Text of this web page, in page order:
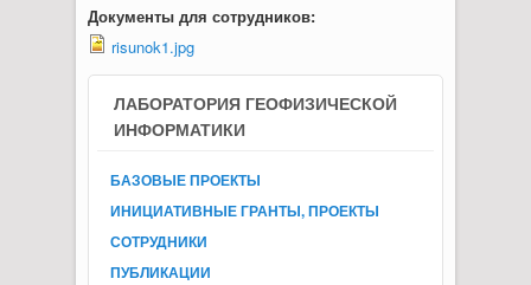
Документы для сотрудников:
risunok1.jpg
ЛАБОРАТОРИЯ ГЕОФИЗИЧЕСКОЙ
ИНФОРМАТИКИ
БАЗОВЫЕ ПРОЕКТЫ
ИНИЦИАТИВНЫЕ ГРАНТЫ, ПРОЕКТЫ
СОТРУДНИКИ
ПУБЛИКАЦИИ